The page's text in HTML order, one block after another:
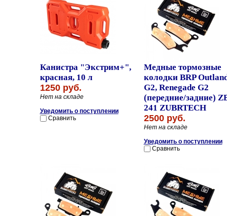
Канистра "Экстрим+",
красная, 10 л
1250 руб.
Нет на складе
Уведомить о поступлении
Сравнить
Медные тормозные
колодки BRP
G2, Renegade G2
(передние/задние)
241 ZUBRTECH
2500 руб.
Нет на складе
Уведомить о поступлении
Сравнить